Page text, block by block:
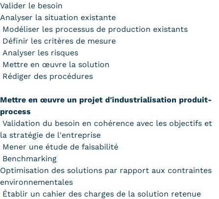
Infos entreprises
Former ses salariés
Accueillir un alternant ?
Taxe d'apprentissage
Infos partenaires
Liste des partenaires
Communication
Kits communications Cnam
Valider le besoin
Analyser la situation existante
Modéliser les processus de production existants
Définir les critères de mesure
Analyser les risques
Mettre en œuvre la solution
Rédiger des procédures
Mettre en œuvre un projet d'industrialisation produit-
process
Validation du besoin en cohérence avec les objectifs et
la stratégie de l'entreprise
Mener une étude de faisabilité
Benchmarking
Optimisation des solutions par rapport aux contraintes
environnementales
Établir un cahier des charges de la solution retenue